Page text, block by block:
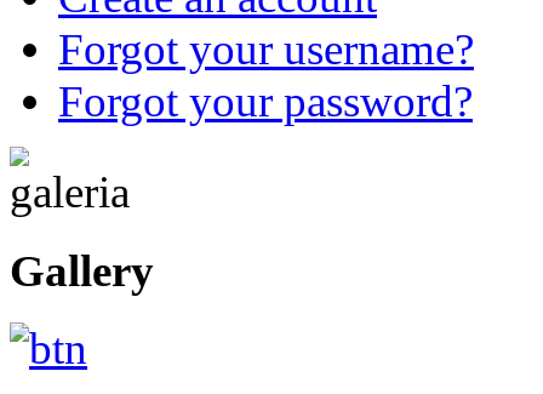
Forgot your username?
Forgot your password?
Gallery